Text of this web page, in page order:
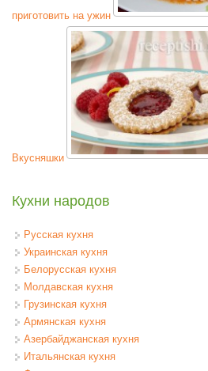
приготовить на ужин
Вкусняшки
Кухни народов
Русская кухня
Украинская кухня
Белорусская кухня
Молдавская кухня
Грузинская кухня
Армянская кухня
Азербайджанская кухня
Итальянская кухня